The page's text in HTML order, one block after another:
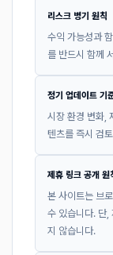
리스크 병기 원칙
수익 가능성과
를 반드시 함께
정기 업데이트 기
시장 환경 변화,
텐츠를 즉시 검
제휴 링크 공개 원
본 사이트는 브
수 있습니다. 단,
지 않습니다.